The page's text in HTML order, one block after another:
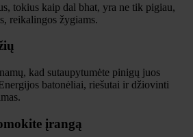
tokius kaip dal bhat, yra ne tik pigiau,
reikalingos žygiams.
kad sutaupytumėte pinigų juos
batonėliai, riešutai ir džiovinti
įrangą